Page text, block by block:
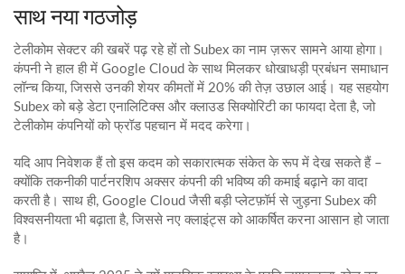
साथ नया गठजोड़
टेलीकोम सेक्टर की खबरें पढ़ रहे हों तो Subex का नाम ज़रूर सामने आया होगा।
कंपनी ने हाल ही में Google Cloud के साथ मिलकर धोखाधड़ी प्रबंधन समाधान
लॉन्च किया, जिससे उनकी शेयर कीमतों में 20% की तेज़ उछाल आई। यह सहयोग
Subex को बड़े डेटा एनालिटिक्स और क्लाउड सिक्योरिटी का फायदा देता है, जो
टेलीकोम कंपनियों को फ्रॉड पहचान में मदद करेगा।
यदि आप निवेशक हैं तो इस कदम को सकारात्मक संकेत के रूप में देख सकते हैं –
क्योंकि तकनीकी पार्टनरशिप अक्सर कंपनी की भविष्य की कमाई बढ़ाने का वादा
करती है। साथ ही, Google Cloud जैसी बड़ी प्लेटफ़ॉर्म से जुड़ना Subex की
विश्वसनीयता भी बढ़ाता है, जिससे नए क्लाइंट्स को आकर्षित करना आसान हो जाता
है।